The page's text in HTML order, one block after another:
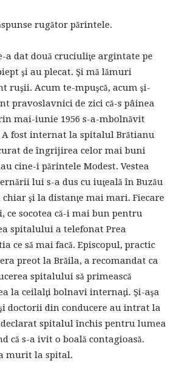
rugător părintele.
a dat două cruciuliţe argintate pe
şi au plecat. Şi mă lămuri
ruşii. Acum te-mpuşcă, acum şi-
pravoslavnici de zici că-s pâinea
mai-iunie 1956 s-a-mbolnăvit
A fost internat la spitalul Brătianu
de îngrijirea celor mai buni
cine-i părintele Modest. Vestea
lui s-a dus cu iuţeală în Buzău
şi la distanţe mai mari. Fiecare
ce socotea că-i mai bun pentru
spitalului a telefonat Prea
ce să mai facă. Episcopul, practic
preot la Brăila, a recomandat ca
spitalului să primească
la ceilalţi bolnavi internaţi. Şi-aşa
doctorii din conducere au intrat la
spitalul închis pentru lumea
că s-a ivit o boală contagioasă.
murit la spital.